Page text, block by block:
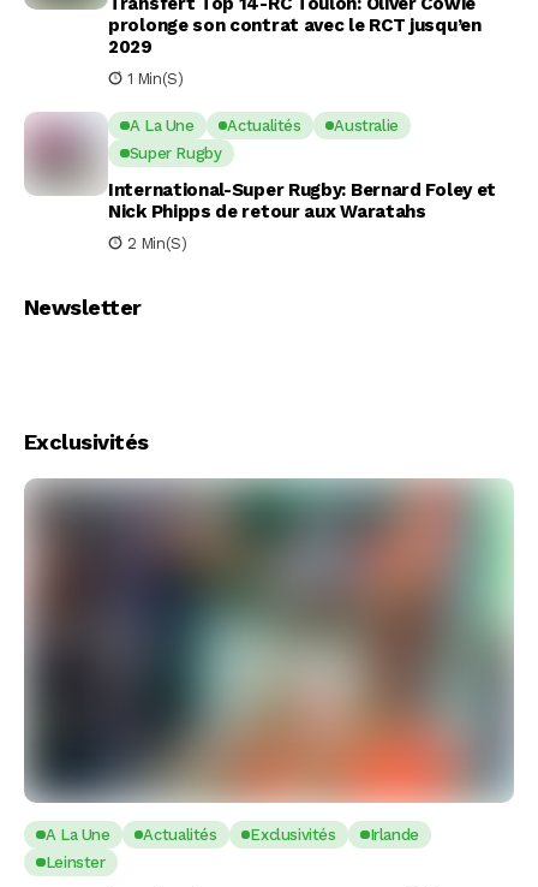
prolonge son contrat avec le RCT jusqu’en
2029
1 Min(s)
A La Une Actualités
Australie
Super Rugby
International-Super Rugby: Bernard Foley et
Nick Phipps de retour aux Waratahs
2 Min(s)
Newsletter
Exclusivités
A La Une Actualités Exclusivités
Irlande
Leinster